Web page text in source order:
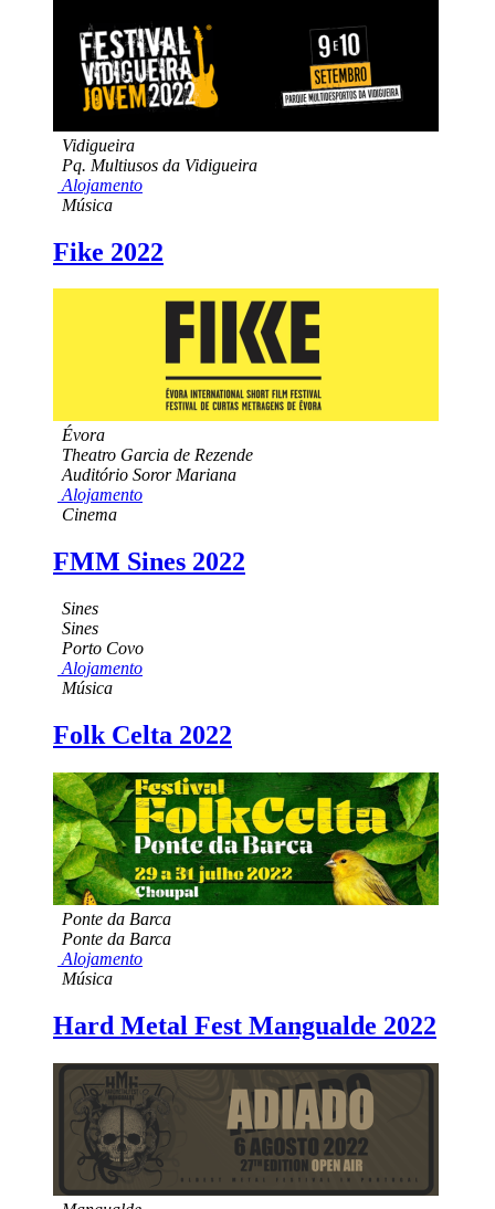
Vidigueira
Pq. Multiusos da Vidigueira
Alojamento
Música
Fike 2022
Évora
Theatro Garcia de Rezende
Auditório Soror Mariana
Alojamento
Cinema
FMM Sines 2022
Sines
Sines
Porto Covo
Alojamento
Música
Folk Celta 2022
Ponte da Barca
Ponte da Barca
Alojamento
Música
Hard Metal Fest Mangualde 2022